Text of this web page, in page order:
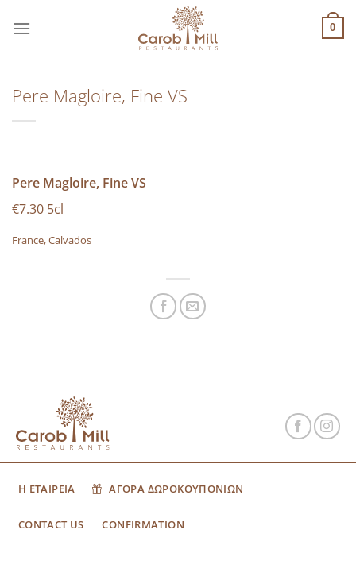
στο
0
Pere Magloire, Fine VS
Pere Magloire, Fine VS
€7.30 5cl
France, Calvados
Η ΕΤΑΙΡΕΙΑ ΑΓΟΡΑ ΔΩΡΟΚΟΥΠΟΝΙΩΝ
CONTACT US CONFIRMATION